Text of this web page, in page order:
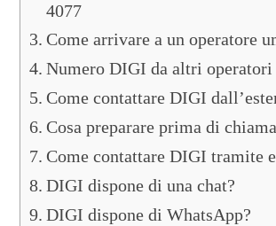
4077
Come arrivare a un operatore
Numero DIGI da altri operatori
Come contattare DIGI
Cosa preparare prima di
Come contattare DIGI tramite
DIGI dispone di una chat?
DIGI dispone di WhatsApp?